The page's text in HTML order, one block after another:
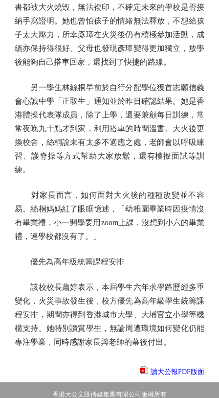
書都被大火燒毀，無法複印，不確定未來的學校是否接
納手寫證明。她也曾怕孩子的情緒無法釋放，不想給孩
子太大壓力，所幸彥璋在火災後仍有積極參加活動，成
績亦保持得很好。父母也發現彥璋變得更加獨立，放學
後能夠自己搭車回家，還找到了快捷的路線。
另一學生林絲桐早前於自行分配學位獲首志願信義
會心誠中學「正取生」通知並於昨日確認結果。她是香
港體操代表隊成員，除了上學，還要兼顧每日訓練，常
常夜晚九十點才到家，利用搭車的時間溫書。大火後更
換校舍，絲桐說未有太多不適應之處，老師會以呼吸練
習、護脊操等方式幫助大家放鬆，還有模擬面試等訓
練。
對家長而言，如何面對大火後的種種改變並不容
易。絲桐媽媽紅了眼眶憶述，「幼稚園畢業時因疫情沒
有畢業禮，小一開學要用zoom上課，沒想到小六的畢業
禮，連學校都沒有了。」
優先為高年級統籌課程安排
該校校長蕭婷表示，本屆學生六年求學路歷經多重
變化，火災事故發生後，校方優先為高年級學生統籌課
程安排，期間亦得到香港城市大學、大埔官立小學等機
構支持。她特別讚賞學生，無論周遭環境如何變化仍能
專注學業，同時感謝家長與老師的幕後付出。
讀大公報PDF版面
香港大公文匯傳媒集團有限公司版權所有